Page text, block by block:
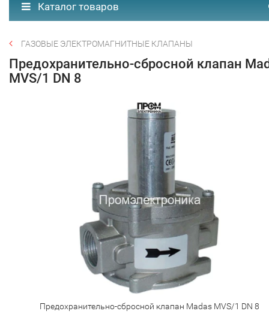
Каталог товаров
ГАЗОВЫЕ ЭЛЕКТРОМАГНИТНЫЕ КЛАПАНЫ
Предохранительно-сбросной клапан
MVS/1 DN 8
Предохранительно-сбросной клапан Madas MVS/1 DN 8